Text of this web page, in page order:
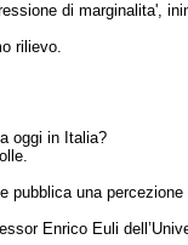
di marginalita',
rilievo.
oggi in Italia?
pubblica una
Enrico Euli